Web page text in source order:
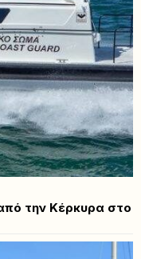
την Κέρκυρα στο